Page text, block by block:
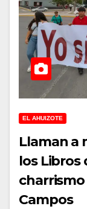
EL AHUIZOTE
Llaman a
los Libros
charrismo
Campos